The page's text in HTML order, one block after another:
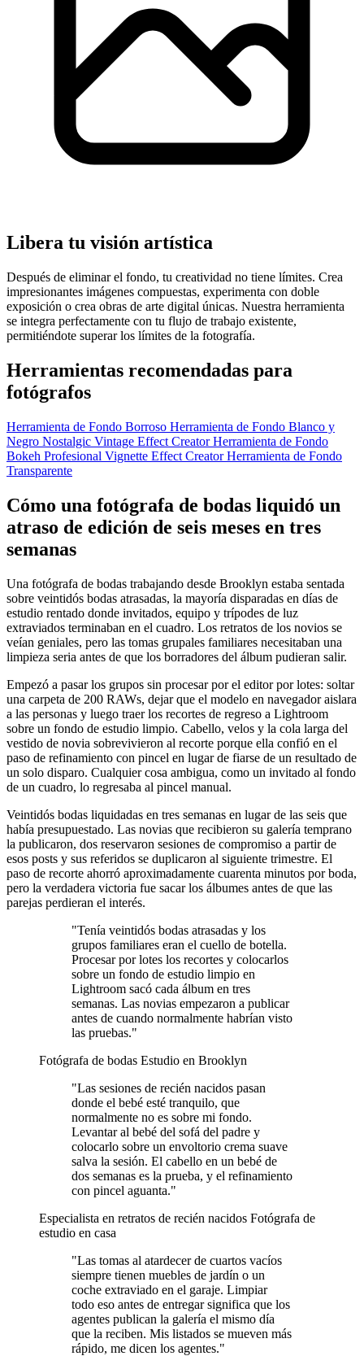
Libera tu visión artística
Después de eliminar el fondo, tu creatividad no tiene límites. Crea
impresionantes imágenes compuestas, experimenta con doble
exposición o crea obras de arte digital únicas. Nuestra herramienta
se integra perfectamente con tu flujo de trabajo existente,
permitiéndote superar los límites de la fotografía.
Herramientas recomendadas para
fotógrafos
Herramienta de Fondo Borroso Herramienta de Fondo Blanco y
Negro Nostalgic Vintage Effect CreatorHerramienta de Fondo
Bokeh Profesional Vignette Effect CreatorHerramienta de Fondo
Transparente
Cómo una fotógrafa de bodas liquidó un
atraso de edición de seis meses en tres
semanas
Una fotógrafa de bodas trabajando desde Brooklyn estaba sentada
sobre veintidós bodas atrasadas, la mayoría disparadas en días de
estudio rentado donde invitados, equipo y trípodes de luz
extraviados terminaban en el cuadro. Los retratos de los novios se
veían geniales, pero las tomas grupales familiares necesitaban una
limpieza seria antes de que los borradores del álbum pudieran salir.
Empezó a pasar los grupos sin procesar por el editor por lotes: soltar
una carpeta de 200 RAWs, dejar que el modelo en navegador aislara
a las personas y luego traer los recortes de regreso a Lightroom
sobre un fondo de estudio limpio. Cabello, velos y la cola larga del
vestido de novia sobrevivieron al recorte porque ella confió en el
paso de refinamiento con pincel en lugar de fiarse de un resultado de
un solo disparo. Cualquier cosa ambigua, como un invitado al fondo
de un cuadro, lo regresaba al pincel manual.
Veintidós bodas liquidadas en tres semanas en lugar de las seis que
había presupuestado. Las novias que recibieron su galería temprano
la publicaron, dos reservaron sesiones de compromiso a partir de
esos posts y sus referidos se duplicaron al siguiente trimestre. El
paso de recorte ahorró aproximadamente cuarenta minutos por boda,
pero la verdadera victoria fue sacar los álbumes antes de que las
parejas perdieran el interés.
"Tenía veintidós bodas atrasadas y los
grupos familiares eran el cuello de botella.
Procesar por lotes los recortes y colocarlos
sobre un fondo de estudio limpio en
Lightroom sacó cada álbum en tres
semanas. Las novias empezaron a publicar
antes de cuando normalmente habrían visto
las pruebas."
Fotógrafa de bodas Estudio en Brooklyn
"Las sesiones de recién nacidos pasan
donde el bebé esté tranquilo, que
normalmente no es sobre mi fondo.
Levantar al bebé del sofá del padre y
colocarlo sobre un envoltorio crema suave
salva la sesión. El cabello en un bebé de
dos semanas es la prueba, y el refinamiento
con pincel aguanta."
Especialista en retratos de recién nacidos Fotógrafa de
estudio en casa
"Las tomas al atardecer de cuartos vacíos
siempre tienen muebles de jardín o un
coche extraviado en el garaje. Limpiar
todo eso antes de entregar significa que los
agentes publican la galería el mismo día
que la reciben. Mis listados se mueven más
rápido, me dicen los agentes."